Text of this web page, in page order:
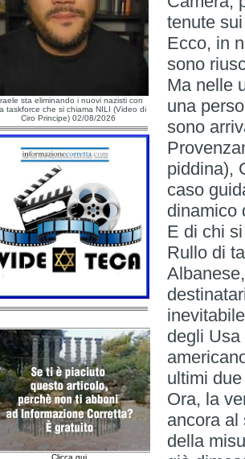
sta eliminando i nuovi nazisti con
taskforce che si chiama NILI (Video di
Ciro Principe) 02/08/2026
Clicca qui
tenute
Ecco, in
sono
Ma nelle
una
sono
piddina),
caso
dinamico
E di chi
Rullo di
degli
ultimi
Ora, la
ancora al
della